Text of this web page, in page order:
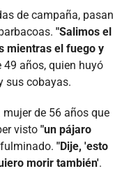
de campaña, pasan
"Salimos el
mientras el fuego y
49 años, quien huyó
sus cobayas.
mujer de 56 años que
visto "un pájaro
"Dije, 'esto
morir también'.